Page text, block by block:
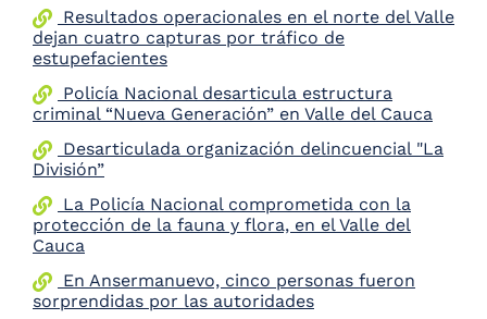
interact
content.
Resultados operacionales en el norte del Valle
dejan cuatro capturas por tráfico de
estupefacientes
Policía Nacional desarticula estructura
criminal “Nueva Generación” en Valle del Cauca
Desarticulada organización delincuencial "La
División”
La Policía Nacional comprometida con la
protección de la fauna y flora, en el Valle del
Cauca
En Ansermanuevo, cinco personas fueron
sorprendidas por las autoridades